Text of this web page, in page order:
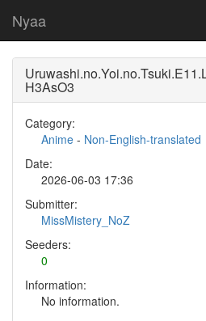
Nyaa
H3AsO3
Category:
Anime - Non-English-translated
Date:
2026-06-03 17:36
Submitter:
MissMistery_NoZ
Seeders:
0
Information:
No information.